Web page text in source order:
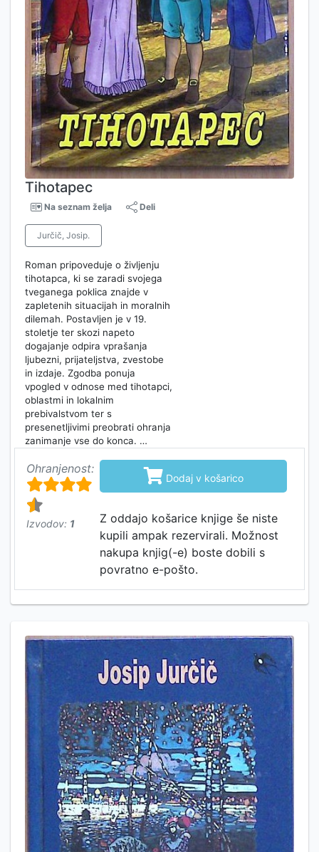
Tihotapec
Na seznam želja Deli
Jurčič, Josip.
Roman pripoveduje o življenju
tihotapca, ki se zaradi svojega
tveganega poklica znajde v
zapletenih situacijah in moralnih
dilemah. Postavljen je v 19.
stoletje ter skozi napeto
dogajanje odpira vprašanja
ljubezni, prijateljstva, zvestobe
in izdaje. Zgodba ponuja
vpogled v odnose med tihotapci,
oblastmi in lokalnim
prebivalstvom ter s
presenetljivimi preobrati ohranja
zanimanje vse do konca. …
Ohranjenost:
Izvodov: 1
 Dodaj v košarico
Z oddajo košarice knjige še niste
kupili ampak rezervirali. Možnost
nakupa knjig(-e) boste dobili s
povratno e-pošto.